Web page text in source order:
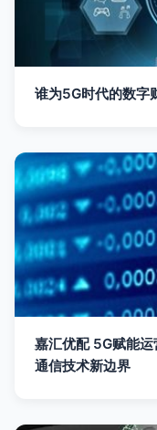
谁为5G时代的数字
嘉汇优配 5G赋能
通信技术新边界